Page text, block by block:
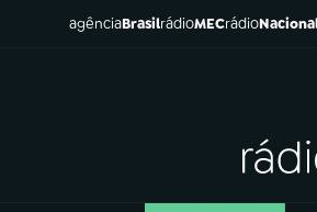
agênciaBrasilrádioMECrádio